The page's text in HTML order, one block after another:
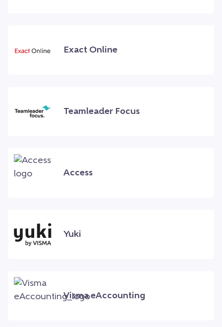
Exact Online
Teamleader Focus
Access
Yuki
Visma eAccounting